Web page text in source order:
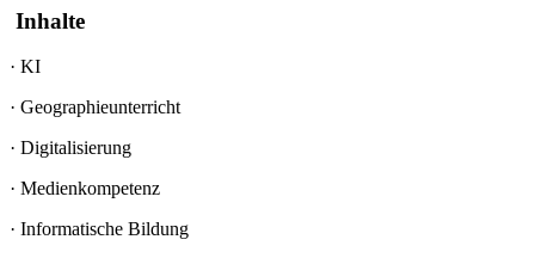
Inhalte
· KI
· Geographieunterricht
· Digitalisierung
· Medienkompetenz
· Informatische Bildung